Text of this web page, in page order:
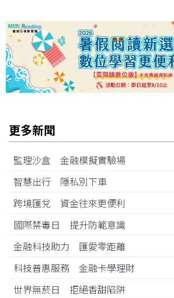
更多新聞
監理沙盒 金融模擬實驗場
智慧出行 隱私別下車
跨境匯兌 資金往來更便利
國際禁毒日 提升防範意識
金融科技助力 匯愛零距離
科技普惠服務 金融卡學理財
世界無菸日 拒絕香甜陷阱